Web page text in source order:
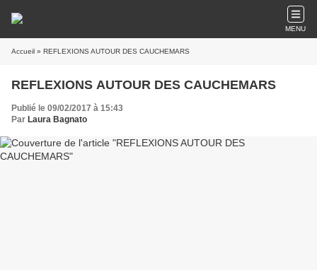
MENU
Accueil » REFLEXIONS AUTOUR DES CAUCHEMARS
REFLEXIONS AUTOUR DES CAUCHEMARS
Publié le 09/02/2017 à 15:43
Par Laura Bagnato